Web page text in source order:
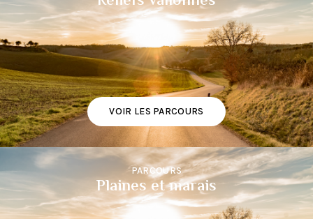
VOIR LES PARCOURS
PARCOURS
Plaines et marais